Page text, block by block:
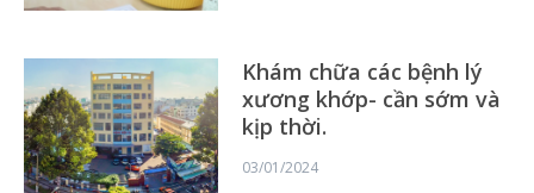
Khám chữa các bệnh lý
xương khớp- cần sớm và
kịp thời.
03/01/2024